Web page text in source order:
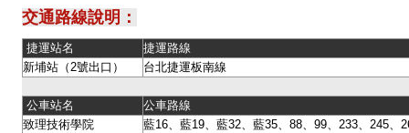
交通路線說明：
捷運站名
捷運路線
新埔站（2號出口）
台北捷運板南線
公車站名
公車路線
致理技術學院
藍16、藍19、藍32、藍35、88、99、233、245、